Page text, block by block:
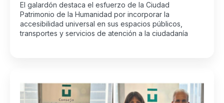
El galardón destaca el esfuerzo de la Ciudad
Patrimonio de la Humanidad por incorporar la
accesibilidad universal en sus espacios públicos,
transportes y servicios de atención a la ciudadanía